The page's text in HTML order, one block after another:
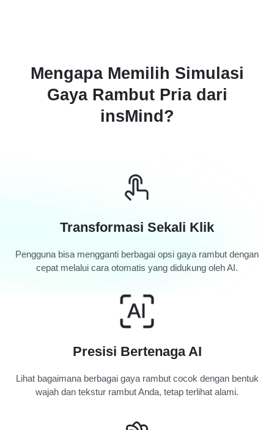
Mengapa Memilih Simulasi
Gaya Rambut Pria dari
insMind?
Transformasi Sekali Klik
Pengguna bisa mengganti berbagai opsi gaya rambut dengan
cepat melalui cara otomatis yang didukung oleh AI.
Presisi Bertenaga AI
Lihat bagaimana berbagai gaya rambut cocok dengan bentuk
wajah dan tekstur rambut Anda, tetap terlihat alami.